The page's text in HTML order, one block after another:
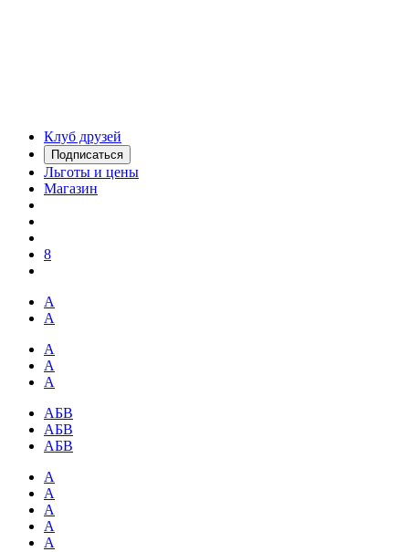
Клуб друзей
Подписаться
Льготы и цены
Магазин
8
А
А
А
А
А
АБВ
АБВ
АБВ
А
А
А
А
А